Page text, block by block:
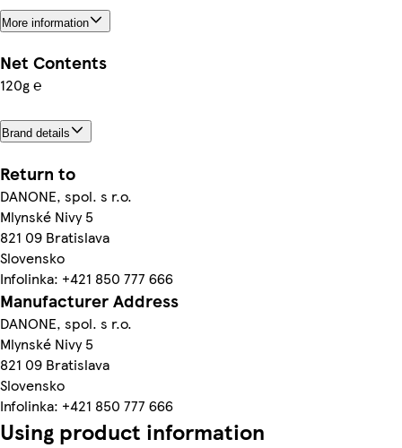
More information
Net Contents
120g ℮
Brand details
Return to
DANONE, spol. s r.o.
Mlynské Nivy 5
821 09 Bratislava
Slovensko
Infolinka: +421 850 777 666
Manufacturer Address
DANONE, spol. s r.o.
Mlynské Nivy 5
821 09 Bratislava
Slovensko
Infolinka: +421 850 777 666
Using product information